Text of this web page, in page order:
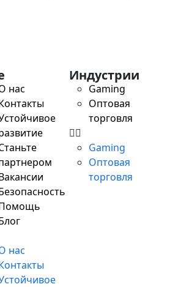
нас
нас
Индустрии
Gaming
Оптовая
торговля
Gaming
Оптовая
торговля
детей в больницах